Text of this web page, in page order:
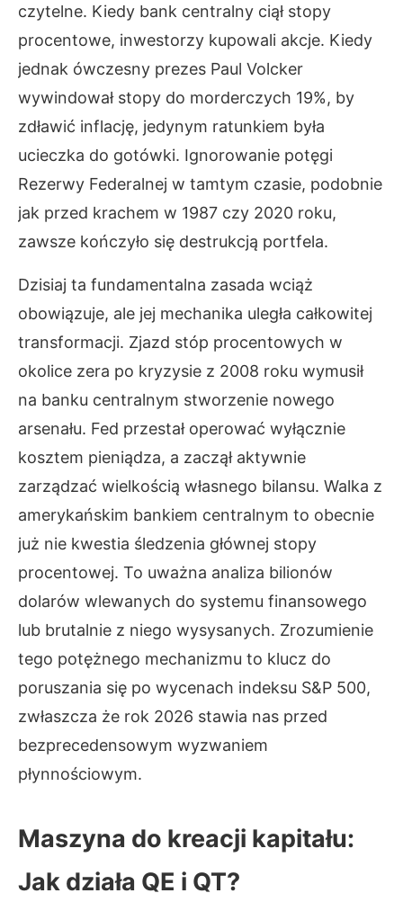
czytelne. Kiedy bank centralny ciął stopy
procentowe, inwestorzy kupowali akcje. Kiedy
jednak ówczesny prezes Paul Volcker
wywindował stopy do morderczych 19%, by
zdławić inflację, jedynym ratunkiem była
ucieczka do gotówki. Ignorowanie potęgi
Rezerwy Federalnej w tamtym czasie, podobnie
jak przed krachem w 1987 czy 2020 roku,
zawsze kończyło się destrukcją portfela.
Dzisiaj ta fundamentalna zasada wciąż
obowiązuje, ale jej mechanika uległa całkowitej
transformacji. Zjazd stóp procentowych w
okolice zera po kryzysie z 2008 roku wymusił
na banku centralnym stworzenie nowego
arsenału. Fed przestał operować wyłącznie
kosztem pieniądza, a zaczął aktywnie
zarządzać wielkością własnego bilansu. Walka z
amerykańskim bankiem centralnym to obecnie
już nie kwestia śledzenia głównej stopy
procentowej. To uważna analiza bilionów
dolarów wlewanych do systemu finansowego
lub brutalnie z niego wysysanych. Zrozumienie
tego potężnego mechanizmu to klucz do
poruszania się po wycenach indeksu S&P 500,
zwłaszcza że rok 2026 stawia nas przed
bezprecedensowym wyzwaniem
płynnościowym.
Maszyna do kreacji kapitału:
Jak działa QE i QT?